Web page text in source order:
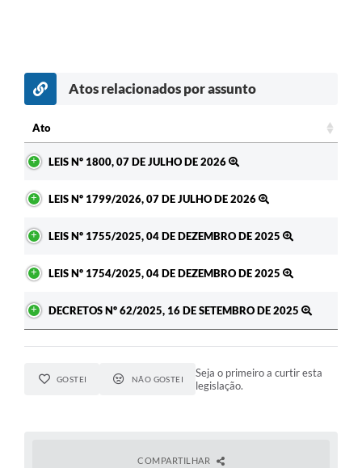
Atos relacionados por assunto
Ato
LEIS Nº 1800, 07 DE JULHO DE 2026
LEIS Nº 1799/2026, 07 DE JULHO DE 2026
LEIS Nº 1755/2025, 04 DE DEZEMBRO DE 2025
LEIS Nº 1754/2025, 04 DE DEZEMBRO DE 2025
DECRETOS Nº 62/2025, 16 DE SETEMBRO DE 2025
GOSTEI NÃO GOSTEI
Seja o primeiro a curtir esta
legislação.
COMPARTILHAR